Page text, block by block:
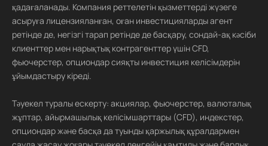
қадағаланады. Компания реттелетін қызметтерді жүзеге
асыруға лицензияланған, оған инвестицияларды агент
ретінде де, негізгі тарап ретінде де басқару, сондай-ақ кәсіби
клиенттер мен нарықтық контрагенттер үшін CFD,
фьючерстер, опциондар сияқты инвестиция келісімдерін
ұйымдастыру кіреді.
Тәуекел туралы ескерту: акциялар, фьючерстер, валюталық
жұптар, айырмашылық келісімшарттары (CFD), индекстер,
опциондар және басқа да туынды қаржылық құралдармен